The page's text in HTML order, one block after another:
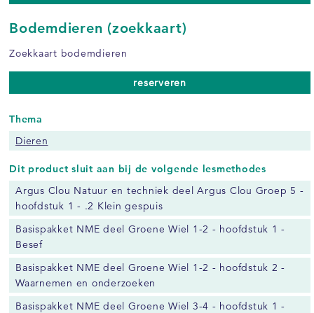
Bodemdieren (zoekkaart)
Zoekkaart bodemdieren
reserveren
Thema
Dieren
Dit product sluit aan bij de volgende lesmethodes
Argus Clou Natuur en techniek deel Argus Clou Groep 5 -
hoofdstuk 1 - .2 Klein gespuis
Basispakket NME deel Groene Wiel 1-2 - hoofdstuk 1 -
Besef
Basispakket NME deel Groene Wiel 1-2 - hoofdstuk 2 -
Waarnemen en onderzoeken
Basispakket NME deel Groene Wiel 3-4 - hoofdstuk 1 -